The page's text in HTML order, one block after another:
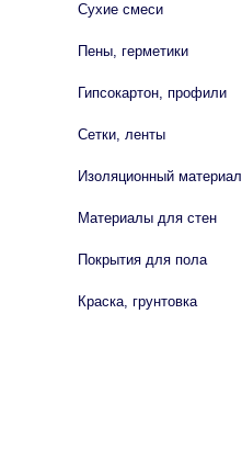
Сухие смеси
Пены, герметики
Гипсокартон, профили
Сетки, ленты
Изоляционный материал
Материалы для стен
Покрытия для пола
Краска, грунтовка